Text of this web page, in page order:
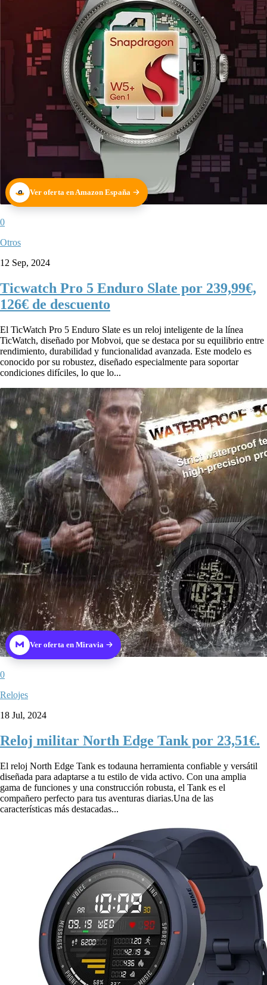
Ver oferta en Amazon España
0
Otros
12 Sep, 2024
Ticwatch Pro 5 Enduro Slate por 239,99€,
126€ de descuento
El TicWatch Pro 5 Enduro Slate es un reloj inteligente de la línea
TicWatch, diseñado por Mobvoi, que se destaca por su equilibrio entre
rendimiento, durabilidad y funcionalidad avanzada. Este modelo es
conocido por su robustez, diseñado especialmente para soportar
condiciones difíciles, lo que lo...
Ver oferta en Miravia
0
Relojes
18 Jul, 2024
Reloj militar North Edge Tank por 23,51€.
El reloj North Edge Tank es todauna herramienta confiable y versátil
diseñada para adaptarse a tu estilo de vida activo. Con una amplia
gama de funciones y una construcción robusta, el Tank es el
compañero perfecto para tus aventuras diarias.Una de las
características más destacadas...